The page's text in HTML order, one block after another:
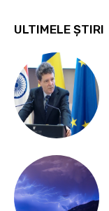
ULTIMELE ȘTIRI